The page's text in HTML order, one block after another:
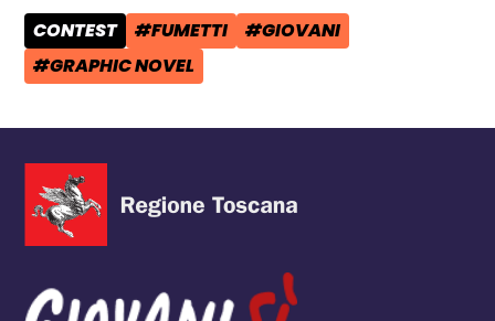
CATEGORIA POST:
CONTEST TAG:
#FUMETTI TAG:
#GIOVANI
TAG:
#GRAPHIC NOVEL